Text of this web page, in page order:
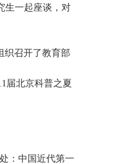
生一起座谈，对
织召开了教育部
届北京科普之夏
：中国近代第一